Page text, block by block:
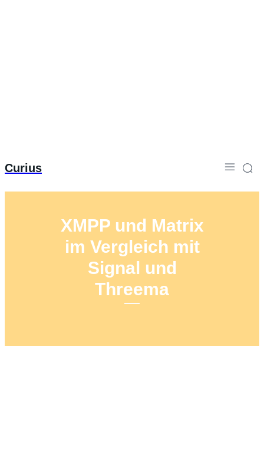
Curius
XMPP und Matrix
im Vergleich mit
Signal und
Threema